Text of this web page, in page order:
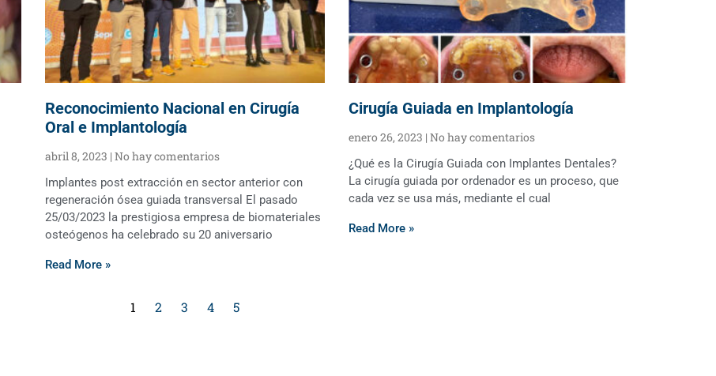
Reconocimiento Nacional en Cirugía
Oral e Implantología
abril 8, 2023 No hay comentarios
Implantes post extracción en sector anterior con
regeneración ósea guiada transversal El pasado
25/03/2023 la prestigiosa empresa de biomateriales
osteógenos ha celebrado su 20 aniversario
Read More »
Cirugía Guiada en Implantología
enero 26, 2023 No hay comentarios
¿Qué es la Cirugía Guiada con Implantes Dentales?
La cirugía guiada por ordenador es un proceso, que
cada vez se usa más, mediante el cual
Read More »
1 2 3 4 5